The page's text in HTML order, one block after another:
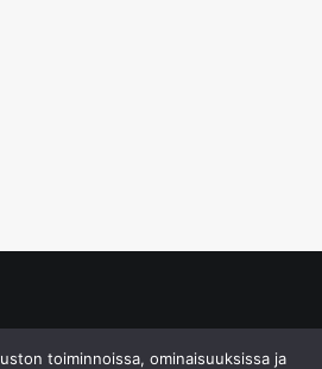
toiminnoissa, ominaisuuksissa ja